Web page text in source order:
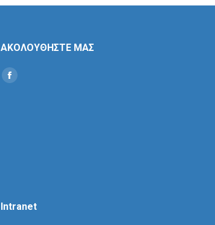
ΑΚΟΛΟΥΘΗΣΤΕ ΜΑΣ
Find us on:
Social
Intranet